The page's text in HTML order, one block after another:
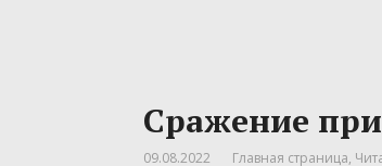
Сражение при
09.08.2022 Главная страница,